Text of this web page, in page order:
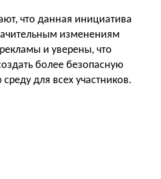
что данная инициатива
изменениям
и уверены, что
более безопасную
для всех участников.